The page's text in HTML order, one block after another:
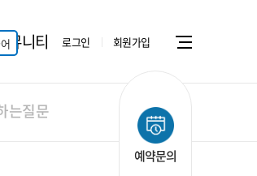
뮤니티 로그인 회원가입
는질문
예약문의